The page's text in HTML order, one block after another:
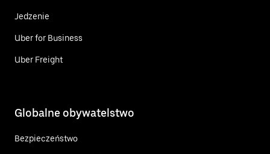
Jedzenie
Uber for Business
Uber Freight
Globalne obywatelstwo
Bezpieczeństwo